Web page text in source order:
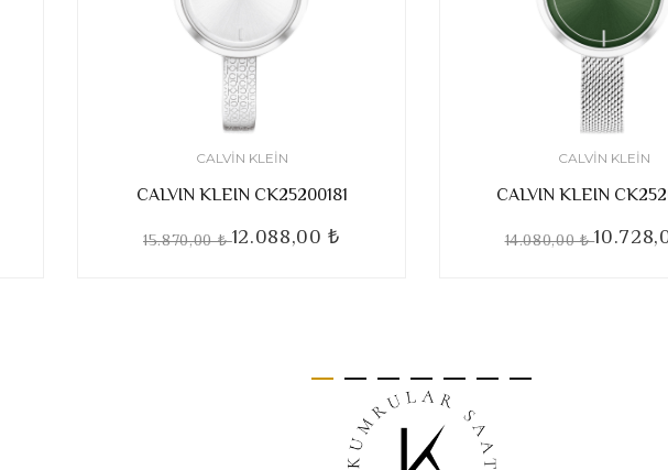
CALVIN KLEIN
CALVIN KLEIN CK25200181
15.870,00 ₺12.088,00 ₺
CALVIN KLEIN
CALVIN KLEIN
14.080,00 ₺